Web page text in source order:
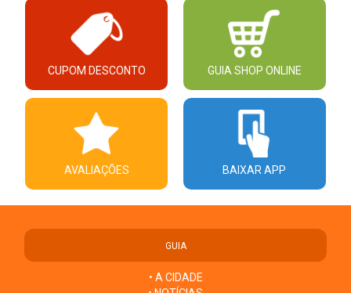
CUPOM DESCONTO GUIA SHOP ONLINE
AVALIAÇÕES BAIXAR APP
GUIA
• A CIDADE